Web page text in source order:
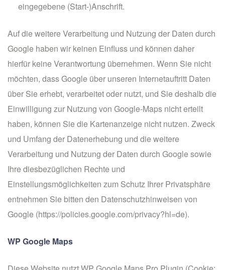
eingegebene (Start-)Anschrift.
Auf die weitere Verarbeitung und Nutzung der Daten durch
Google haben wir keinen Einfluss und können daher
hierfür keine Verantwortung übernehmen. Wenn Sie nicht
möchten, dass Google über unseren Internetauftritt Daten
über Sie erhebt, verarbeitet oder nutzt, und Sie deshalb die
Einwilligung zur Nutzung von Google-Maps nicht erteilt
haben, können Sie die Kartenanzeige nicht nutzen. Zweck
und Umfang der Datenerhebung und die weitere
Verarbeitung und Nutzung der Daten durch Google sowie
Ihre diesbezüglichen Rechte und
Einstellungsmöglichkeiten zum Schutz Ihrer Privatsphäre
entnehmen Sie bitten den Datenschutzhinweisen von
Google (https://policies.google.com/privacy?hl=de).
WP Google Maps